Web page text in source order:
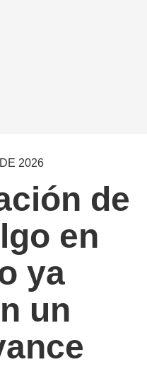
2026
de
en
ya
un